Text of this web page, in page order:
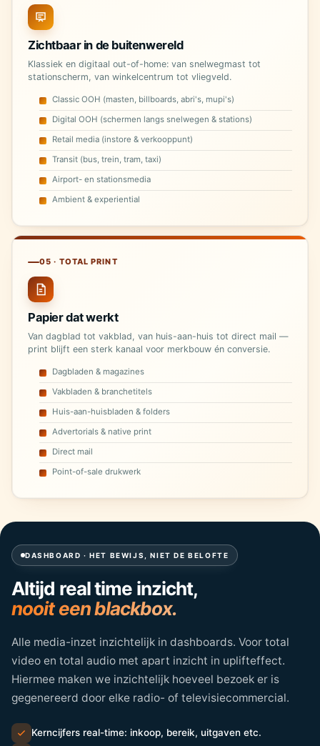
Zichtbaar in de buitenwereld
Klassiek en digitaal out-of-home: van snelwegmast tot
stationscherm, van winkelcentrum tot vliegveld.
Classic OOH (masten, billboards, abri's, mupi's)
Digital OOH (schermen langs snelwegen & stations)
Retail media (instore & verkooppunt)
Transit (bus, trein, tram, taxi)
Airport- en stationsmedia
Ambient & experiential
05 · TOTAL PRINT
Papier dat werkt
Van dagblad tot vakblad, van huis-aan-huis tot direct mail —
print blijft een sterk kanaal voor merkbouw én conversie.
Dagbladen & magazines
Vakbladen & branchetitels
Huis-aan-huisbladen & folders
Advertorials & native print
Direct mail
Point-of-sale drukwerk
DASHBOARD · HET BEWIJS, NIET DE BELOFTE
Altijd real time inzicht,
nooit een blackbox.
Alle media-inzet inzichtelijk in dashboards. Voor total
video en total audio met apart inzicht in uplifteffect.
Hiermee maken we inzichtelijk hoeveel bezoek er is
gegenereerd door elke radio- of televisiecommercial.
Kerncijfers real-time: inkoop, bereik, uitgaven etc.